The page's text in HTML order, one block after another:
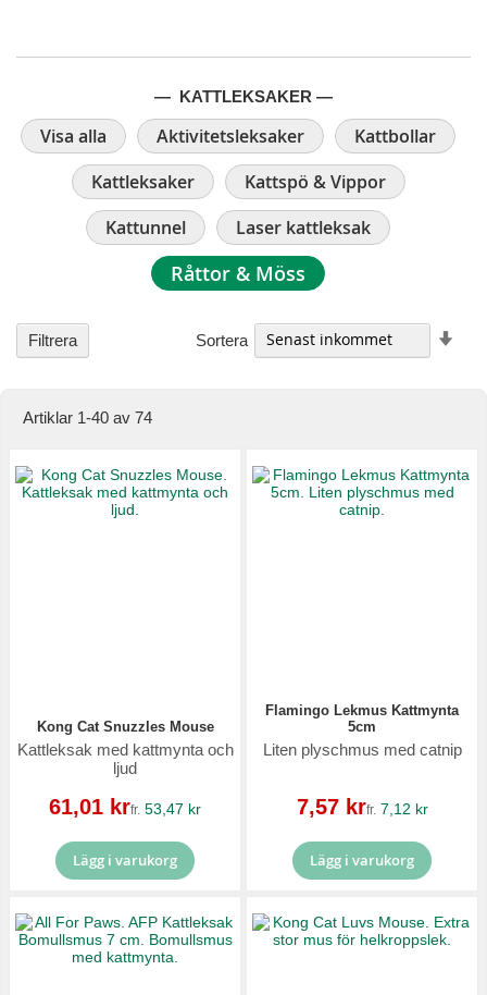
— KATTLEKSAKER —
Visa alla Aktivitetsleksaker
Kattbollar
Kattleksaker
Kattspö & Vippor
Kattunnel
Laser kattleksak
Råttor & Möss
Filtrera
Artiklar 1-40 av 74
Sortera
Kong Cat Snuzzles Mouse
Kattleksak med kattmynta och
ljud
Reapris
61,01 krfr. 53,47 kr
Lägg i varukorg
Flamingo Lekmus Kattmynta
5cm
Liten plyschmus med catnip
Reapris
7,57 krfr. 7,12 kr
Lägg i varukorg